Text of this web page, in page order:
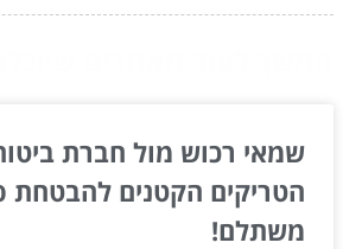
שמאי רכוש מול חברת
הטריקים הקטנים להבטחת
משתלם!